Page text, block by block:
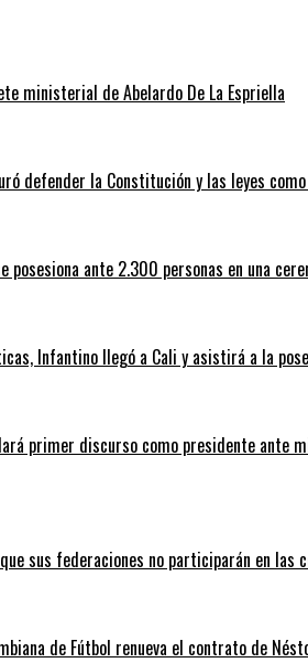
ministerial de Abelardo De La Espriella
defender la Constitución y las leyes
posesiona ante 2.300 personas en una
Infantino llegó a Cali y asistirá a la
primer discurso como presidente ante
que sus federaciones no participarán en las
de Fútbol renueva el contrato de